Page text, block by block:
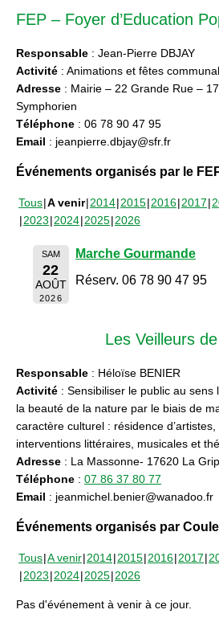
FEP – Foyer d’Education
Responsable : Jean-Pierre DBJAY
Activité : Animations et fêtes
Adresse : Mairie – 22 Grande Rue –
Symphorien
Téléphone : 06 78 90 47 95
Email : jeanpierre.dbjay@sfr.fr
Événements organisés par le
Tous A venir 2014 2015 2016 2017
2023 2024 2025 2026
SAM
22
AOÛT
2026
Marche Gourmande
Réserv. 06 78 90 47 95
Les Veilleurs
Responsable : Héloïse BENIER
Activité : Sensibiliser le public au
la beauté de la nature par le biais de
caractère culturel : résidence d’artistes,
interventions littéraires, musicales et
Adresse : La Massonne- 17620 La
Téléphone : 07 86 37 80 77
Email : jeanmichel.benier@wanadoo.fr
Événements organisés par
Tous A venir 2014 2015 2016 2017
2023 2024 2025 2026
Pas d'événement à venir à ce jour.